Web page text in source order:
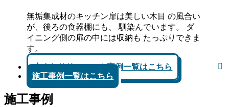
無垢集成材のキッチン扉は美しい木目 の風合い
が、後ろの食器棚にも、 馴染んでいます。 ダ
イニング側の扉の中には収納も たっぷりできま
す。
水まわりリフォーム事例一覧はこちら
施工事例一覧はこちら
施工事例